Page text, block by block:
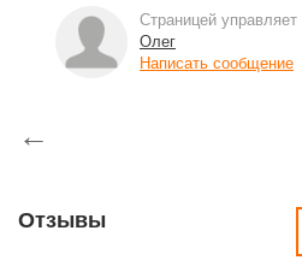
Страницей управляет
Олег
Написать сообщение
←
Отзывы